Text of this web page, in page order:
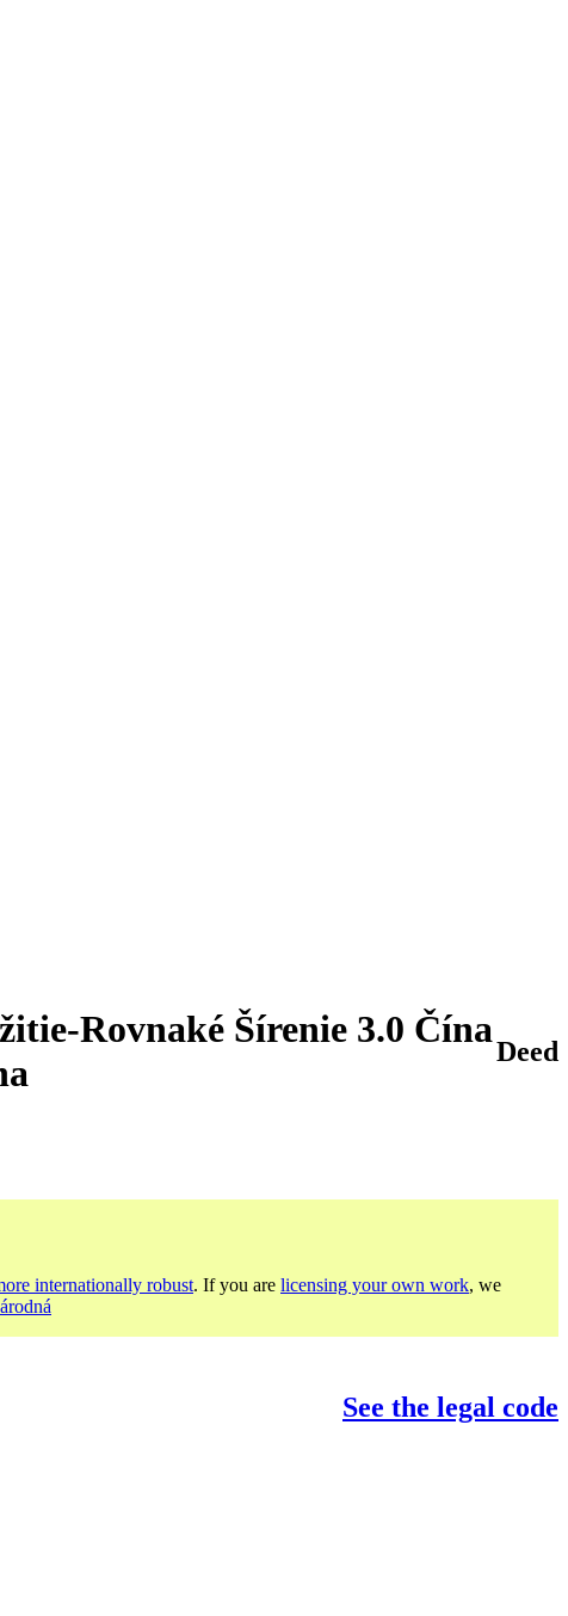
Rovnaké Šírenie 3.0 Čína
Deed
internationally robust. If you are licensing your own work, we
See the legal code